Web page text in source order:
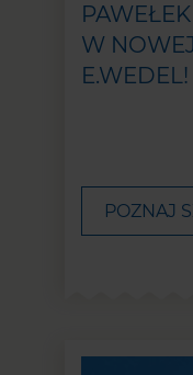
W
E.WEDEL!
POZNAJ